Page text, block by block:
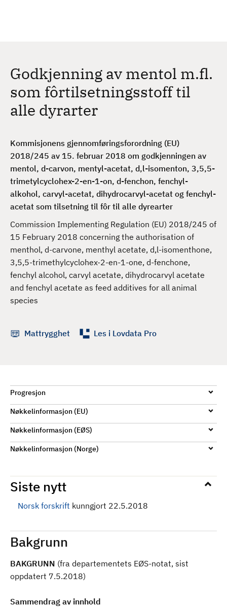
Godkjenning av mentol m.fl.
som fôrtilsetningsstoff til
alle dyrarter
Kommisjonens gjennomføringsforordning (EU)
2018/245 av 15. februar 2018 om godkjenningen av
mentol, d-carvon, mentyl-acetat, d,l-isomenton, 3,5,5-
trimetylcyclohex-2-en-1-on, d-fenchon, fenchyl-
alkohol, carvyl-acetat, dihydrocarvyl-acetat og fenchyl-
acetat som tilsetning til fôr til alle dyrearter
Commission Implementing Regulation (EU) 2018/245 of
15 February 2018 concerning the authorisation of
menthol, d-carvone, menthyl acetate, d,l-isomenthone,
3,5,5-trimethylcyclohex-2-en-1-one, d-fenchone,
fenchyl alcohol, carvyl acetate, dihydrocarvyl acetate
and fenchyl acetate as feed additives for all animal
species
Mattrygghet Les i Lovdata Pro
Progresjon
Nøkkelinformasjon (EU)
Nøkkelinformasjon (EØS)
Nøkkelinformasjon (Norge)
Siste nytt
Norsk forskrift kunngjort 22.5.2018
Bakgrunn
BAKGRUNN (fra departementets EØS-notat, sist
oppdatert 7.5.2018)
Sammendrag av innhold